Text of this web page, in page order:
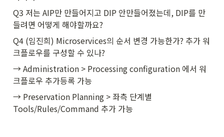
Q3 저는 AIP만 만들어지고 DIP 안만들어졌는데, DIP를 만
들려면 어떻게 해야할까요?
Q4 (임진희) Microservices의 순서 변경 가능한가? 추가 워
크플로우를 구성할 수 있나?
→ Administration > Processing configuration 에서 워
크플로우 추가등록 가능
→ Preservation Planning > 좌측 단계별
Tools/Rules/Command 추가 가능